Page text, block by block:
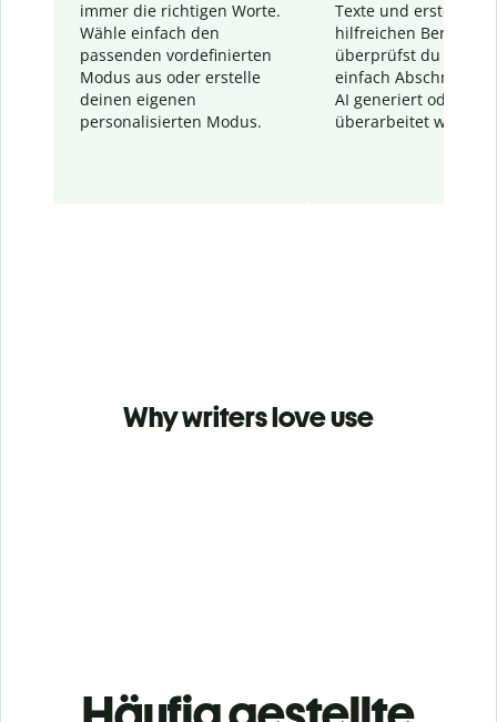
immer die richtigen Worte.
Wähle einfach den
passenden vordefinierten
Modus aus oder erstelle
deinen eigenen
personalisierten Modus.
Texte und erstellt
hilfreichen Bericht.
überprüfst du
einfach Abschnitte,
AI generiert oder
überarbeitet wurden.
Why writers love use